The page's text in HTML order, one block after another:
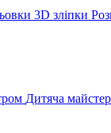
3D зліпки
Дитяча